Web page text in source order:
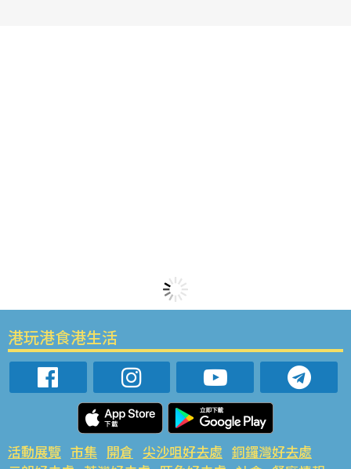
港玩港食港生活
活動展覽 市集 開倉 尖沙咀好去處 銅鑼灣好去處